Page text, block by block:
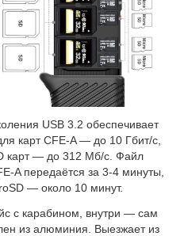
USB 3.2 обеспечивает
карт CFE-A — до 10 Гбит/с,
карт — до 312 Мб/с. Файл
A передаётся за 3-4 минуты,
— около 10 минут.
с карабином, внутри — сам
из алюминия. Выезжает из